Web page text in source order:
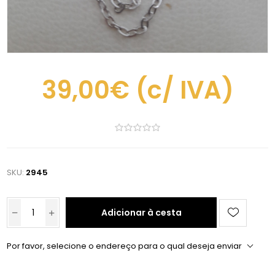
39,00€ (c/ IVA)
SKU: 2945
Adicionar à cesta
Por favor, selecione o endereço para o qual deseja enviar